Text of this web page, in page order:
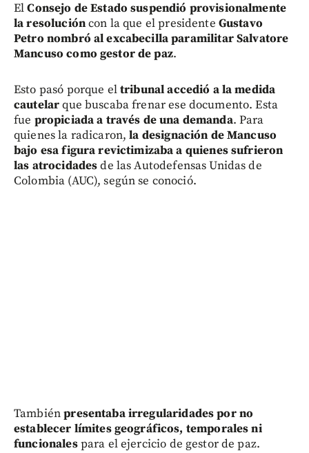
ElConsejo de Estado suspendió provisionalmente
la resolucióncon la que el presidente Gustavo
Petro nombró al excabecilla paramilitar Salvatore
Mancuso como gestor de paz.
Esto pasó porque eltribunal accedió a la medida
cautelarque buscaba frenar ese documento. Esta
fue propiciada a través de una demanda. Para
quienes la radicaron,la designación de Mancuso
bajo esa figura revictimizaba a quienes sufrieron
las atrocidadesde las Autodefensas Unidas de
Colombia (AUC), según se conoció.
Tambiénpresentaba irregularidades por no
establecer límites geográficos, temporales ni
funcionalespara el ejercicio de gestor de paz.